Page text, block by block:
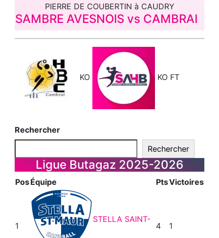
PIERRE DE COUBERTIN à CAUDRY
SAMBRE AVESNOIS vs CAMBRAI
KO KO FT
Rechercher
Rechercher
Ligue Butagaz 2025-2026
PosÉquipe PtsVictoires
1
STELLA SAINT-
4 1